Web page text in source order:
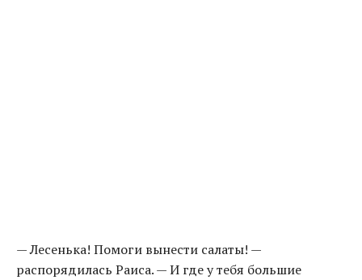
— Лесенька! Помоги вынести салаты! —
распорядилась Раиса. — И где у тебя большие